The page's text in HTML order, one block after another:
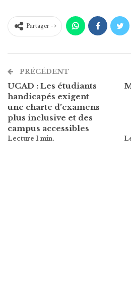
Partager ->
PRÉCÉDENT
UCAD : Les étudiants
handicapés exigent
une charte d’examens
plus inclusive et des
campus accessibles